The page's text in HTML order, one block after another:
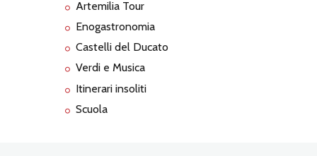
Artemilia Tour
Enogastronomia
Castelli del Ducato
Verdi e Musica
Itinerari insoliti
Scuola